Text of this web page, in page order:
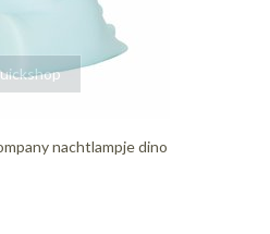
nachtlampje dino